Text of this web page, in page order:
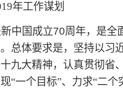
年工作谋划
中国成立70周年，是全
总体要求是，坚持以习
九大精神，认真贯彻省
“一个目标”、力求“二个